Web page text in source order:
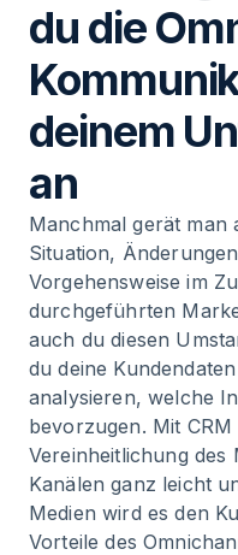
du die
deinem
an
Manchmal gerät man
Situation,
Vorgehensweise im
durchgeführten
auch du diesen
du deine
analysieren, welche
bevorzugen. Mit CRM
Vereinheitlichung
Kanälen ganz leicht
Medien wird es den
Vorteile des